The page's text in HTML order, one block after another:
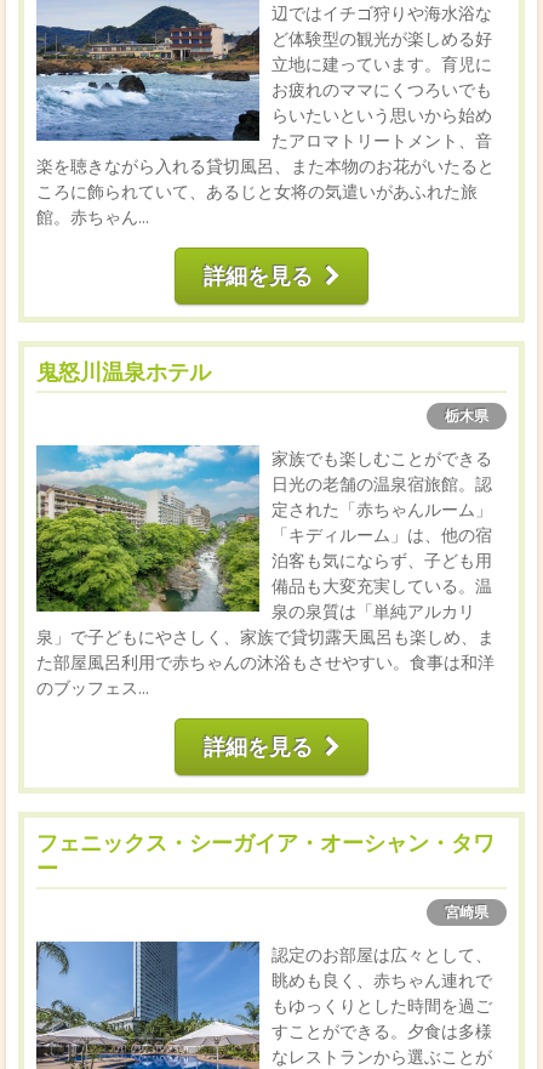
辺ではイチゴ狩りや海水浴な
ど体験型の観光が楽しめる好
立地に建っています。育児に
お疲れのママにくつろいでも
らいたいという思いから始め
たアロマトリートメント、音
楽を聴きながら入れる貸切風呂、また本物のお花がいたると
ころに飾られていて、あるじと女将の気遣いがあふれた旅
館。赤ちゃん...
詳細を見る
鬼怒川温泉ホテル
栃木県
家族でも楽しむことができる
日光の老舗の温泉宿旅館。認
定された「赤ちゃんルーム」
「キディルーム」は、他の宿
泊客も気にならず、子ども用
備品も大変充実している。温
泉の泉質は「単純アルカリ
泉」で子どもにやさしく、家族で貸切露天風呂も楽しめ、ま
た部屋風呂利用で赤ちゃんの沐浴もさせやすい。食事は和洋
のブッフェス...
詳細を見る
フェニックス・シーガイア・オーシャン・タワ
ー
宮崎県
認定のお部屋は広々として、
眺めも良く、赤ちゃん連れで
もゆっくりとした時間を過ご
すことができる。夕食は多様
なレストランから選ぶことが